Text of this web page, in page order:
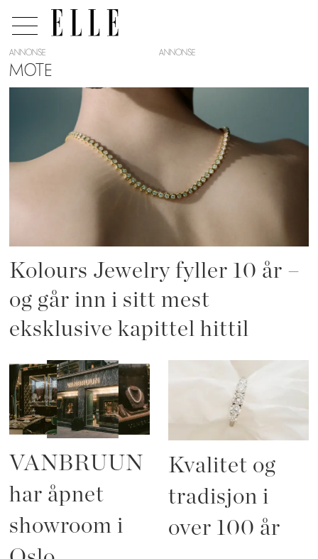
Tag:
diamanter
ANNONSE
MOTE
Kolours Jewelry fyller 10 år –
og går inn i sitt mest
eksklusive kapittel hittil
VANBRUUN
har åpnet
showroom i
Kvalitet og
tradisjon i
over 100 år